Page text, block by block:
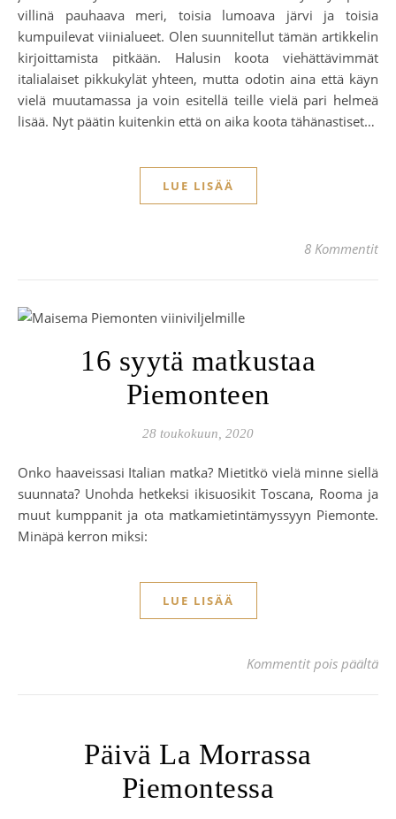
villinä pauhaava meri, toisia lumoava järvi ja toisia
kumpuilevat viinialueet. Olen suunnitellut tämän artikkelin
kirjoittamista pitkään. Halusin koota viehättävimmät
italialaiset pikkukylät yhteen, mutta odotin aina että käyn
vielä muutamassa ja voin esitellä teille vielä pari helmeä
lisää. Nyt päätin kuitenkin että on aika koota tähänastiset…
LUE LISÄÄ
8 Kommentit
16 syytä matkustaa
Piemonteen
28 toukokuun, 2020
Onko haaveissasi Italian matka? Mietitkö vielä minne siellä
suunnata? Unohda hetkeksi ikisuosikit Toscana, Rooma ja
muut kumppanit ja ota matkamietintämyssyyn Piemonte.
Minäpä kerron miksi:
LUE LISÄÄ
Kommentit pois päältä
Päivä La Morrassa
Piemontessa